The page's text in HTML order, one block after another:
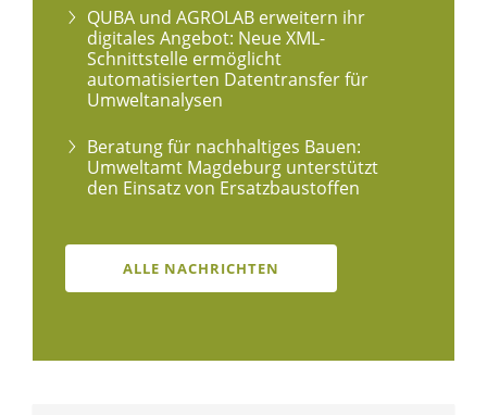
QUBA und AGROLAB erweitern ihr
digitales Angebot: Neue XML-
Schnittstelle ermöglicht
automatisierten Datentransfer für
Umweltanalysen
Beratung für nachhaltiges Bauen:
Umweltamt Magdeburg unterstützt
den Einsatz von Ersatzbaustoffen
ALLE NACHRICHTEN